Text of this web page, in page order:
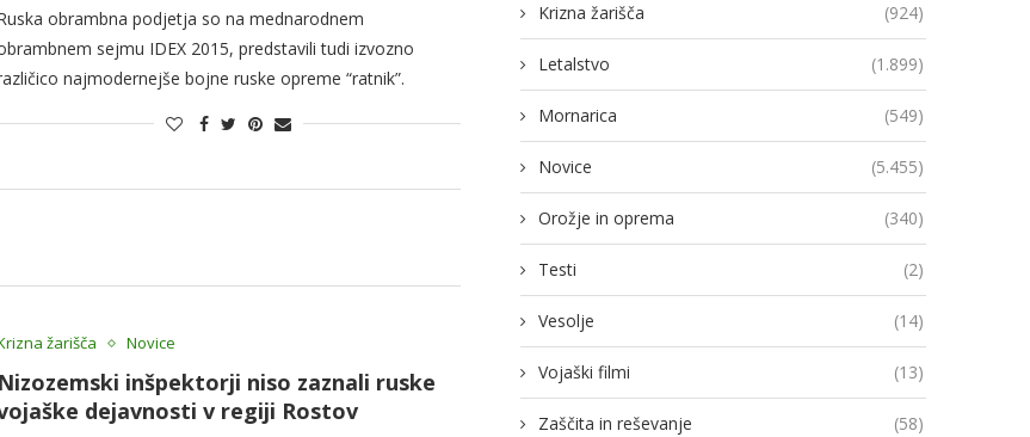
obrambna podjetja so na mednarodnem
sejmu IDEX 2015, predstavili tudi izvozno
najmodernejše bojne ruske opreme “ratnik”.
žarišča Novice
Nizozemski inšpektorji niso zaznali ruske
dejavnosti v regiji Rostov
Krizna žarišča (924)
Letalstvo (1.899)
Mornarica (549)
Novice (5.455)
Orožje in oprema (340)
Testi (2)
Vesolje (14)
Vojaški filmi (13)
Zaščita in reševanje (58)